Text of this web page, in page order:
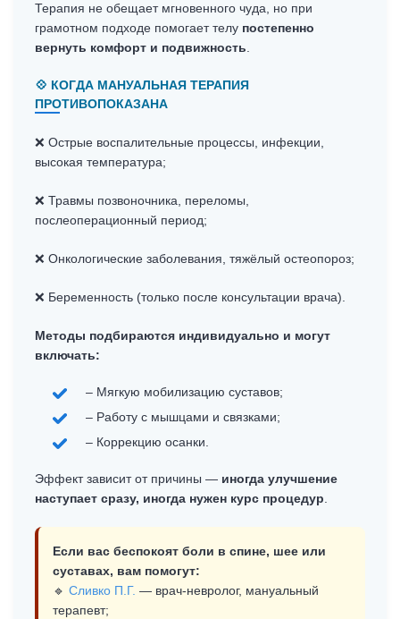
Терапия не обещает мгновенного чуда, но при
грамотном подходе помогает телу постепенно
вернуть комфорт и подвижность.
💠 КОГДА МАНУАЛЬНАЯ ТЕРАПИЯ
ПРОТИВОПОКАЗАНА
❌ Острые воспалительные процессы, инфекции,
высокая температура;
❌ Травмы позвоночника, переломы,
послеоперационный период;
❌ Онкологические заболевания, тяжёлый остеопороз;
❌ Беременность (только после консультации врача).
Методы подбираются индивидуально и могут
включать:
– Мягкую мобилизацию суставов;
– Работу с мышцами и связками;
– Коррекцию осанки.
Эффект зависит от причины — иногда улучшение
наступает сразу, иногда нужен курс процедур.
Если вас беспокоят боли в спине, шее или
суставах, вам помогут:
🔹 Сливко П.Г. — врач-невролог, мануальный
терапевт;